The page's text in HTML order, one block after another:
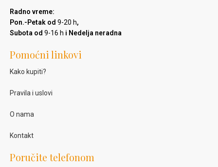
Radno vreme:
Pon.-Petak od 9-20 h,
Subota od 9-16 h i Nedelja neradna
Pomoćni linkovi
Kako kupiti?
Pravila i uslovi
O nama
Kontakt
Poručite telefonom